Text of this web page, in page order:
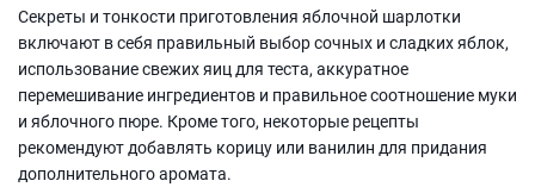
Секреты и тонкости приготовления яблочной шарлотки
включают в себя правильный выбор сочных и сладких яблок,
использование свежих яиц для теста, аккуратное
перемешивание ингредиентов и правильное соотношение муки
и яблочного пюре. Кроме того, некоторые рецепты
рекомендуют добавлять корицу или ванилин для придания
дополнительного аромата.